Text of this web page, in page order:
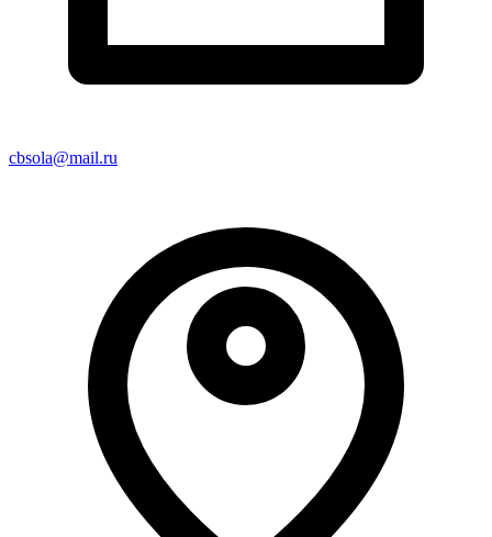
cbsola@mail.ru